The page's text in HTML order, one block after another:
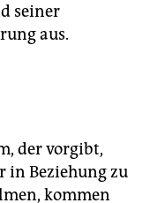
seiner
aus.
der vorgibt,
in Beziehung zu
kommen